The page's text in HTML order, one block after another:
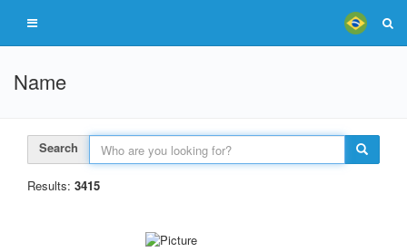
Name
Search
Results: 3415